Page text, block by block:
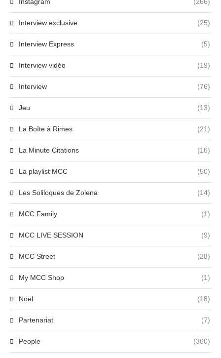
Interview exclusive (25)
Interview Express (5)
Interview vidéo (19)
Interview (76)
Jeu (13)
La Boîte à Rimes (21)
La Minute Citations (16)
La playlist MCC (50)
Les Soliloques de Zolena (14)
MCC Family (1)
MCC LIVE SESSION (9)
MCC Street (28)
My MCC Shop (1)
Noël (18)
Partenariat (7)
People (360)